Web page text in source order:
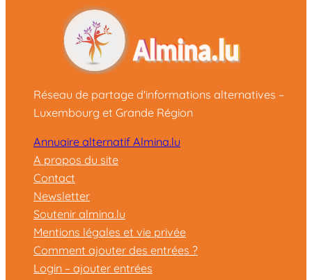
Réseau de partage d'informations alternatives –
Luxembourg et Grande Région
Annuaire alternatif Almina.lu
A propos du site
Contact
Newsletter
Soutenir almina.lu
Mentions légales et vie privée
Comment ajouter des entrées ?
Login – ajouter entrées